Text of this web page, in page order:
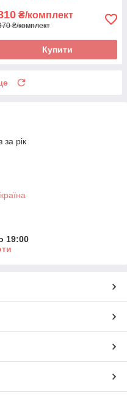
₴/комплект
₴/комплект
Купити
за рік
19:00